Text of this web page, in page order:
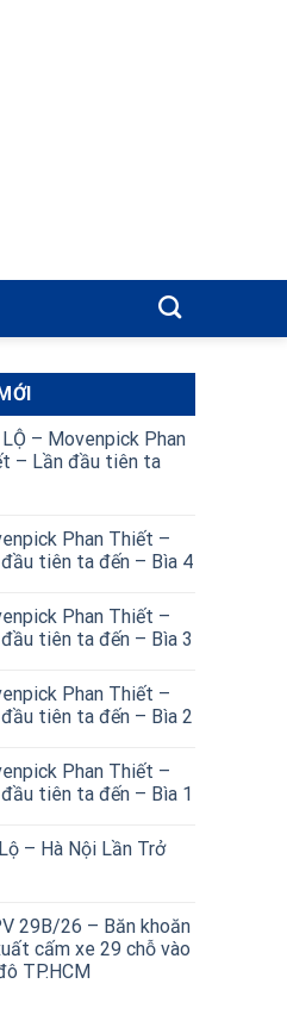
– Movenpick Phan
– Lần đầu tiên ta
Phan Thiết –
tiên ta đến – Bìa 4
Phan Thiết –
tiên ta đến – Bìa 3
Phan Thiết –
tiên ta đến – Bìa 2
Phan Thiết –
tiên ta đến – Bìa 1
– Hà Nội Lần Trở
29B/26 – Băn khoăn
cấm xe 29 chỗ vào
TP.HCM